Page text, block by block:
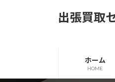
ス
ン
出張買取
ホーム
HOME